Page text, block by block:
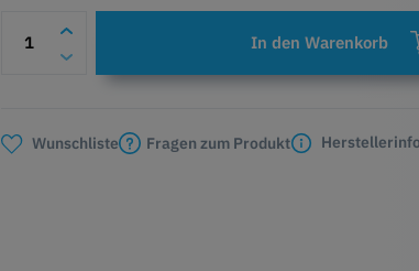
In den Warenkorb
Wunschliste Fragen zum Produkt